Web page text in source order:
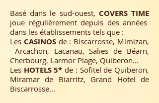
Basé dans le sud-ouest, COVERS TIME
joue régulièrement depuis des années
dans les établissements tels que :
Les CASINOSde : Biscarrosse, Mimizan,
Arcachon, Lacanau, Salies de Béarn,
Cherbourg, Larmor Plage, Quiberon...
Les HOTELS 5* de : Sofitel de Quiberon,
Miramar de Biarritz, Grand Hotel de
Biscarrosse...